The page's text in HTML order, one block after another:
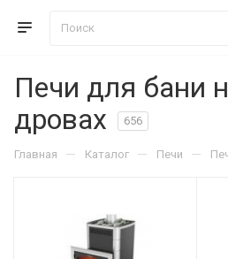
Печи для бани
дровах
656
Главная — Каталог — Печи —